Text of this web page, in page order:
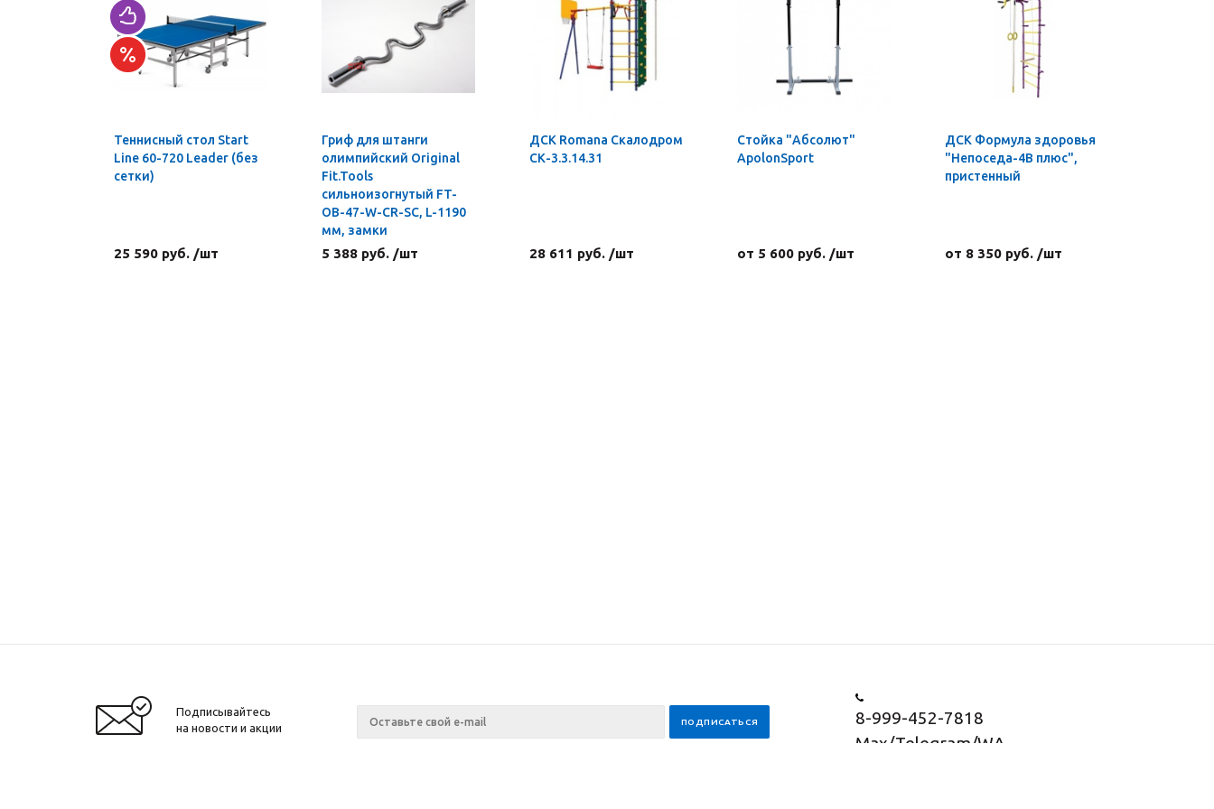
Теннисный стол Start
Line 60-720 Leader (без
сетки)
25 590 руб. /шт
Гриф для штанги
олимпийский Original
Fit.Tools
сильноизогнутый FT-
OB-47-W-CR-SC, L-1190
мм, замки
5 388 руб. /шт
ДСК Romana Скалодром
СК-3.3.14.31
28 611 руб. /шт
Стойка "Абсолют"
ApolonSport
от 5 600 руб. /шт
ДСК Формула здоровья
"Непоседа-4В плюс",
пристенный
от 8 350 руб. /шт
Подписывайтесь
на новости и акции
8-999-452-7818
Max/Telegram/WA